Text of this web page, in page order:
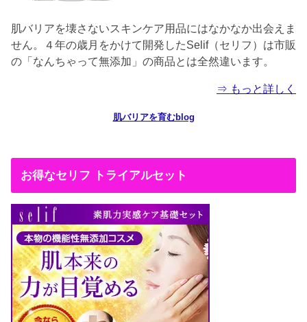
肌バリアを壊さないスキンケア用品にはなかなか出会えま
せん。４年の歳月をかけて開発したSelif（セリフ）は市販
の「なんちゃって無添加」の商品とは全然違います。
⇒ もっと詳しく
肌バリアを育むblog
お得なセリフ トライアルセット